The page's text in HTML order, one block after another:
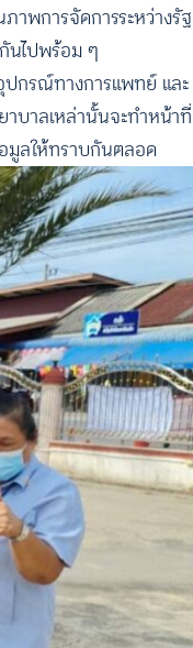
พการจัดการระหว่างรัฐ
นไปพร้อม ๆ
ปกรณ์ทางการแพทย์ และ
บาลเหล่านั้นจะทำหน้าที่
มูลให้ทราบกันตลอด